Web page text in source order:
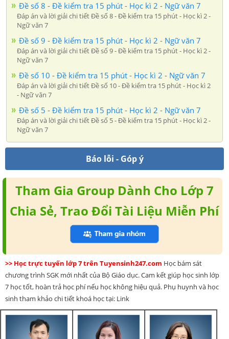
Đề số 8 - Đề kiểm tra 15 phút - Học kì 2 - Ngữ văn 7
Đáp án và lời giải chi tiết Đề số 8 - Đề kiểm tra 15 phút - Học kì 2 -
Ngữ văn 7
Đề số 9 - Đề kiểm tra 15 phút - Học kì 2 - Ngữ văn 7
Đáp án và lời giải chi tiết Đề số 9 - Đề kiểm tra 15 phút - Học kì 2 -
Ngữ văn 7
Đề số 10 - Đề kiểm tra 15 phút - Học kì 2 - Ngữ văn 7
Đáp án và lời giải chi tiết Đề số 10 - Đề kiểm tra 15 phút - Học kì 2
- Ngữ văn 7
Đề số 5 - Đề kiểm tra 15 phút - Học kì 2 - Ngữ văn 7
Đáp án và lời giải chi tiết Đề số 5 - Đề kiểm tra 15 phút - Học kì 2 -
Ngữ văn 7
Báo lỗi - Góp ý
Tham Gia Group Dành Cho Lớp 7
Chia Sẻ, Trao Đổi Tài Liệu Miễn Phí
>> Học trực tuyến lớp 7 trên Tuyensinh247.com Học bám sát
chương trình SGK mới nhất của Bộ Giáo dục. Cam kết giúp học sinh lớp
7 học tốt, hoàn trả học phí nếu học không hiệu quả. Phụ huynh và học
sinh tham khảo chi tiết khoá học tại: Link